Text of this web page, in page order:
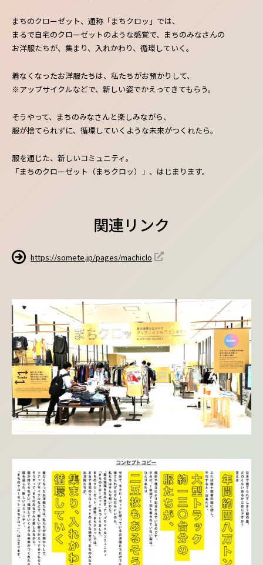
まちのクローゼット、通称「まちクロッ」では、
まるで自宅のクローゼットのような感覚で、まちのみなさんの
お洋服たちが、集まり、入れかわり、循環していく。
着なくなったお洋服たちは、私たちがお預かりして、
※アップサイクルなどで、新しい姿でかえってきてもらう。
そうやって、まちのみなさんと楽しみながら、
服が捨てられずに、循環していくような未来がつくれたら。
服を通じた、新しいコミュニティ。
「まちのクローゼット（まちクロッ）」、はじまります。
関連リンク
https://somete.jp/pages/machiclo